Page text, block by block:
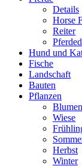
Details
Horse
Reiter
Hund und
Fische
Landschaft
Bauten
Pflanzen
Blumen
Wiese
Herbst
Winter